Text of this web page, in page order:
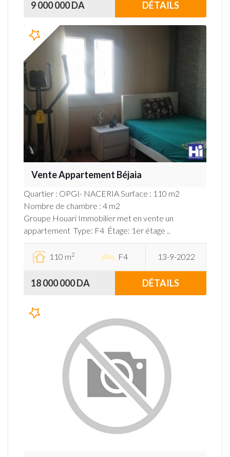
9 000 000 DA DÉTAILS
Vente Appartement Béjaia
Quartier : OPGI- NACERIA Surface : 110 m2
Nombre de chambre : 4 m2
Groupe Houari Immobilier met en vente un
appartement Type: F4 Étage: 1er étage ..
110 m2 F4 13-9-2022
18 000 000 DA DÉTAILS